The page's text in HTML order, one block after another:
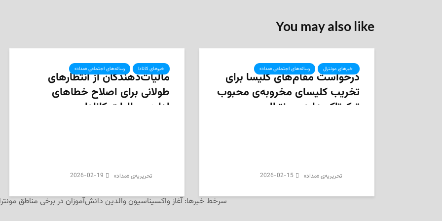
You may also like
‌ خبرهای مونترال رسانه‌های اجتماعی «مداد»
درخواست مقام‌‌های کلیسا برای
تخریب کلیسای مخروبه‌ی محبوب
تیک‌تاکی‌ها در مونترال
تحریریه‌ی «مداد» 2026-02-15
خبرهای کانادا رسانه‌های اجتماعی «مداد»
مالیات‌دهندگان از انتظارهای
طولانی برای اصلاح خطاهای
اداره‌ی مالیات کانادا و
تحریریه‌ی «مداد» 2026-02-19
سرخط خبرها: آغاز واکسیناسیون والدین دانش‌آموزان در برخی مناطق